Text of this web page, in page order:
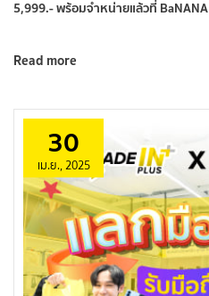
5,999.- พร้อมจำหน่ายแล้วที่ BaNANA
Read more
30
เม.ย., 2025